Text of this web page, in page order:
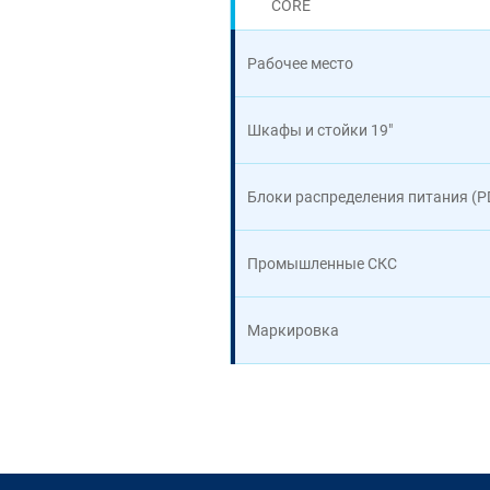
CORE
Рабочее место
Шкафы и стойки 19"
Блоки распределения питания
Промышленные СКС
Маркировка